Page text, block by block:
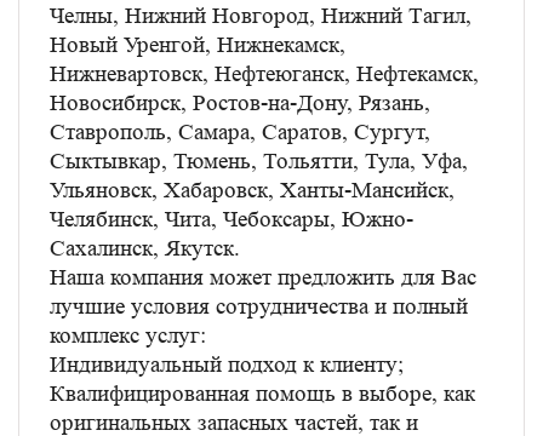
Челны, Нижний Новгород, Нижний Тагил,
Новый Уренгой, Нижнекамск,
Нижневартовск, Нефтеюганск, Нефтекамск,
Новосибирск, Ростов-на-Дону, Рязань,
Ставрополь, Самара, Саратов, Сургут,
Сыктывкар, Тюмень, Тольятти, Тула, Уфа,
Ульяновск, Хабаровск, Ханты-Мансийск,
Челябинск, Чита, Чебоксары, Южно-
Сахалинск, Якутск.
Наша компания может предложить для Вас
лучшие условия сотрудничества и полный
комплекс услуг:
Индивидуальный подход к клиенту;
Квалифицированная помощь в выборе, как
оригинальных запасных частей, так и